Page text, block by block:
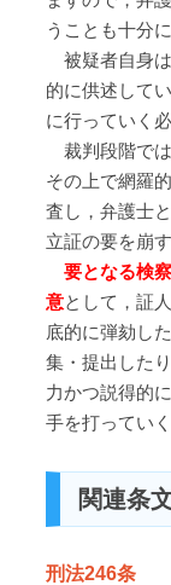
うことも十分
被疑者自身は
的に供述して
に行っていく
裁判段階で
その上で網羅
査し，弁護士
立証の要を崩
要となる検
意として，証
底的に弾劾し
集・提出した
力かつ説得的
手を打ってい
関連条
刑法246条